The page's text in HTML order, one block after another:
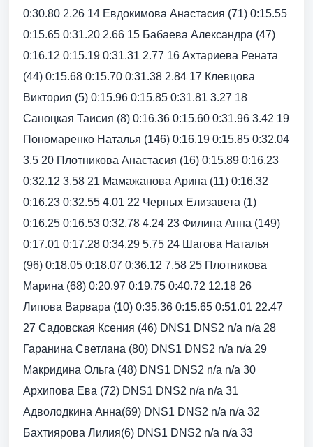
0:30.80 2.26 14 Евдокимова Анастасия (71) 0:15.55
0:15.65 0:31.20 2.66 15 Бабаева Александра (47)
0:16.12 0:15.19 0:31.31 2.77 16 Ахтариева Рената
(44) 0:15.68 0:15.70 0:31.38 2.84 17 Клевцова
Виктория (5) 0:15.96 0:15.85 0:31.81 3.27 18
Саноцкая Таисия (8) 0:16.36 0:15.60 0:31.96 3.42 19
Пономаренко Наталья (146) 0:16.19 0:15.85 0:32.04
3.5 20 Плотникова Анастасия (16) 0:15.89 0:16.23
0:32.12 3.58 21 Мамажанова Арина (11) 0:16.32
0:16.23 0:32.55 4.01 22 Черных Елизавета (1)
0:16.25 0:16.53 0:32.78 4.24 23 Филина Анна (149)
0:17.01 0:17.28 0:34.29 5.75 24 Шагова Наталья
(96) 0:18.05 0:18.07 0:36.12 7.58 25 Плотникова
Марина (68) 0:20.97 0:19.75 0:40.72 12.18 26
Липова Варвара (10) 0:35.36 0:15.65 0:51.01 22.47
27 Садовская Ксения (46) DNS1 DNS2 n/a n/a 28
Гаранина Светлана (80) DNS1 DNS2 n/a n/a 29
Макридина Ольга (48) DNS1 DNS2 n/a n/a 30
Архипова Ева (72) DNS1 DNS2 n/a n/a 31
Адволодкина Анна(69) DNS1 DNS2 n/a n/a 32
Бахтиярова Лилия(6) DNS1 DNS2 n/a n/a 33